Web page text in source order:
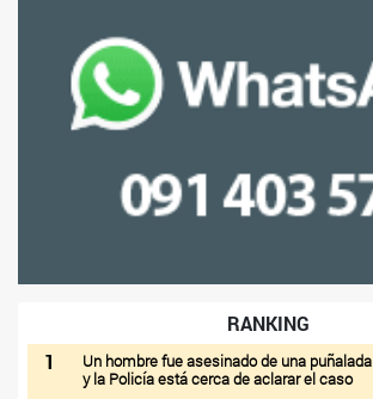
RANKING
1
Un hombre fue asesinado de una puñalada
y la Policía está cerca de aclarar el caso